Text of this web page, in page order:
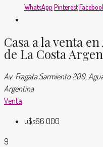
WhatsApp Pinterest
Casa a la venta
de La Costa
Av. Fragata Sarmiento 200,
Argentina
Venta
u$s66.000
9